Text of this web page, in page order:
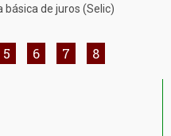
de juros (Selic)
5 6 7 8